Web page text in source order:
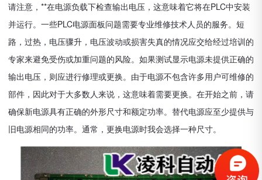
请注意，**在电源负载下检查输出电压，这意味着它将在PLC中安装
并运行。一些PLC电源面板问题需要专业维修技术人员的服务。短
路，过热，电压骤升，电压波动或损害失真的情况应交给经过培训的
专家来避免受伤或加重问题的风险。如果测试显示电源未提供正确的
输出电压，则应进行修理或更换。由于电源不包含许多用户可维修的
部件，因此对于大多数人来说，这意味着需要更换。在开始之前，请
确保新电源具有正确的外形尺寸和额定功率。替代电源应至少提供与
旧电源相同的功率。通常，更换电源时我会选择一种尺寸。